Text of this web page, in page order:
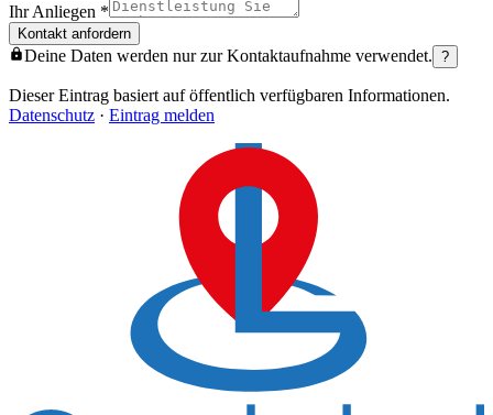
Ihr Anliegen *
Kontakt anfordern
Deine Daten werden nur zur Kontaktaufnahme verwendet. ?
Dieser Eintrag basiert auf öffentlich verfügbaren Informationen.
Datenschutz · Eintrag melden